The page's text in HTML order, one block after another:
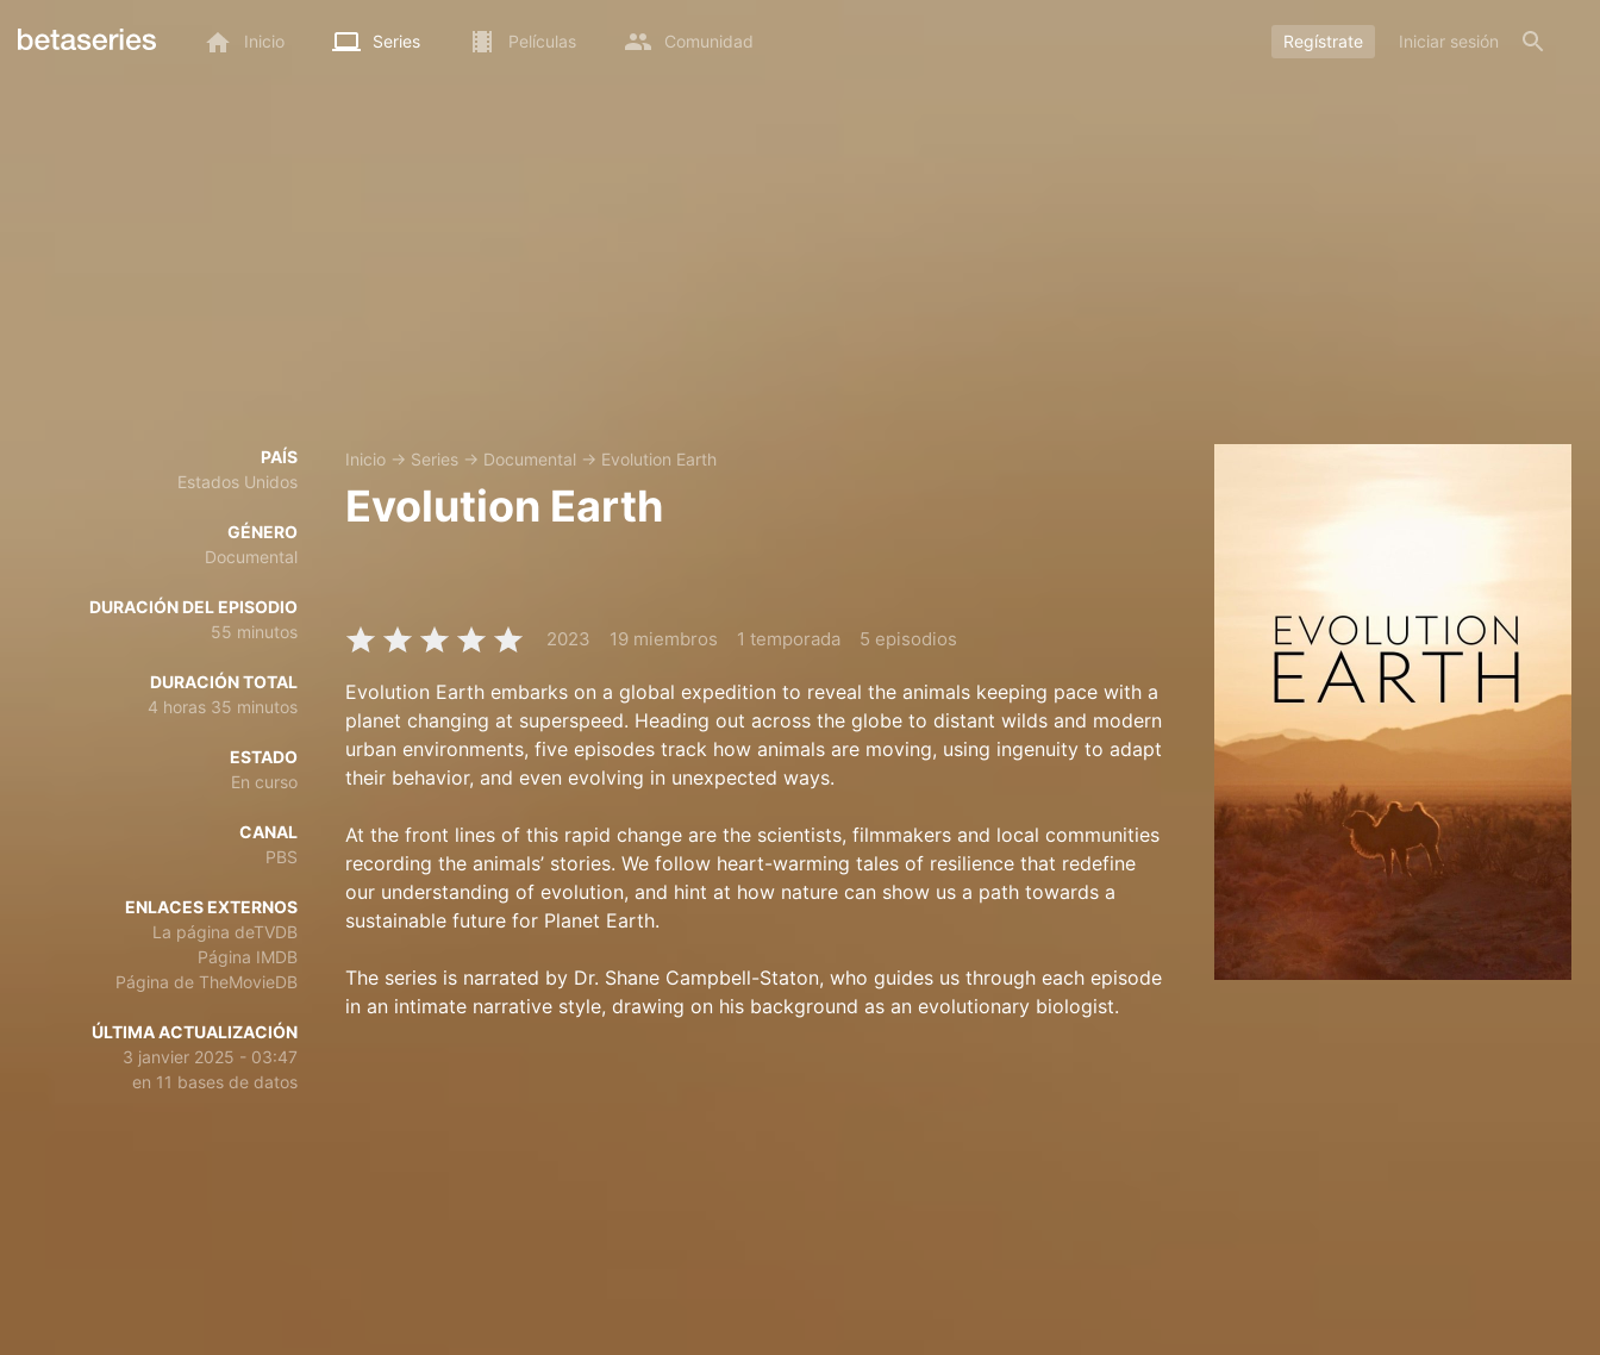
Inicio Series Películas Comunidad Regístrate Iniciar sesión
PAÍS
Estados Unidos
GÉNERO
Documental
DURACIÓN DEL EPISODIO
55 minutos
DURACIÓN TOTAL
4 horas 35 minutos
ESTADO
En curso
CANAL
PBS
ENLACES EXTERNOS
La página deTVDB
Página IMDB
Página de TheMovieDB
ÚLTIMA ACTUALIZACIÓN
3 janvier 2025 - 03:47
en 11 bases de datos
Inicio → Series → Documental → Evolution Earth
Evolution Earth
2023 19 miembros 1 temporada 5 episodios
Evolution Earth embarks on a global expedition to reveal the animals keeping pace with a
planet changing at superspeed. Heading out across the globe to distant wilds and modern
urban environments, five episodes track how animals are moving, using ingenuity to adapt
their behavior, and even evolving in unexpected ways.
At the front lines of this rapid change are the scientists, filmmakers and local communities
recording the animals’ stories. We follow heart-warming tales of resilience that redefine
our understanding of evolution, and hint at how nature can show us a path towards a
sustainable future for Planet Earth.
The series is narrated by Dr. Shane Campbell-Staton, who guides us through each episode
in an intimate narrative style, drawing on his background as an evolutionary biologist.